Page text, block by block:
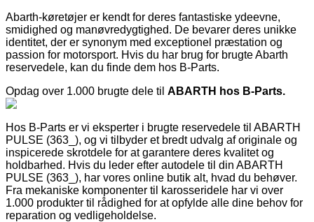
Abarth-køretøjer er kendt for deres fantastiske ydeevne,
smidighed og manøvredygtighed. De bevarer deres unikke
identitet, der er synonym med exceptionel præstation og
passion for motorsport. Hvis du har brug for brugte Abarth
reservedele, kan du finde dem hos B-Parts.
Opdag over 1.000 brugte dele til ABARTH hos B-Parts.
Hos B-Parts er vi eksperter i brugte reservedele til ABARTH
PULSE (363_), og vi tilbyder et bredt udvalg af originale og
inspicerede skrotdele for at garantere deres kvalitet og
holdbarhed. Hvis du leder efter autodele til din ABARTH
PULSE (363_), har vores online butik alt, hvad du behøver.
Fra mekaniske komponenter til karosseridele har vi over
1.000 produkter til rådighed for at opfylde alle dine behov for
reparation og vedligeholdelse.